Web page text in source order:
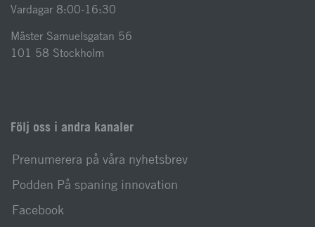
Vardagar 8:00-16:30
Mäster Samuelsgatan 56
101 58 Stockholm
Följ oss i andra kanaler
Prenumerera på våra nyhetsbrev
Podden På spaning innovation
Facebook